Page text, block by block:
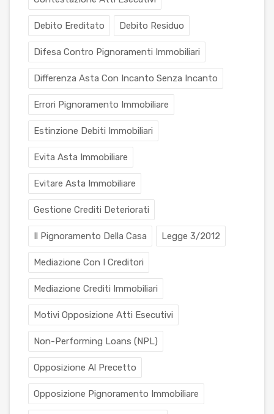
Debito Ereditato Debito Residuo
Difesa Contro Pignoramenti Immobiliari
Differenza Asta Con Incanto Senza Incanto
Errori Pignoramento Immobiliare
Estinzione Debiti Immobiliari
Evita Asta Immobiliare
Evitare Asta Immobiliare
Gestione Crediti Deteriorati
Il Pignoramento Della Casa Legge 3/2012
Mediazione Con I Creditori
Mediazione Crediti Immobiliari
Motivi Opposizione Atti Esecutivi
Non-Performing Loans (NPL)
Opposizione Al Precetto
Opposizione Pignoramento Immobiliare